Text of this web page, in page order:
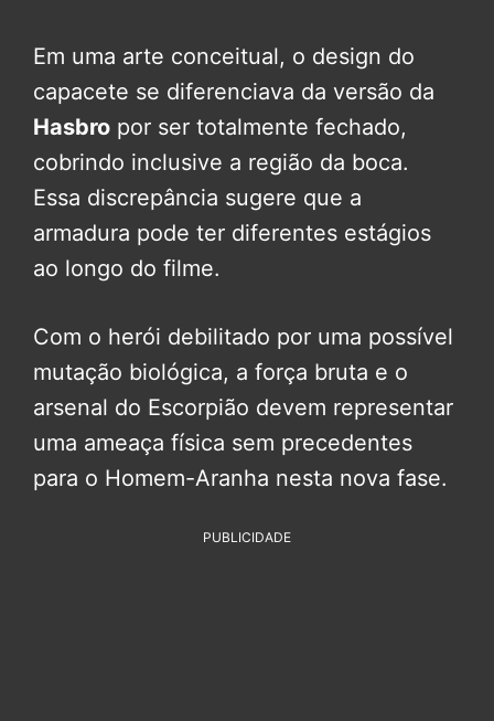
Em uma arte conceitual, o design do
capacete se diferenciava da versão da
Hasbro por ser totalmente fechado,
cobrindo inclusive a região da boca.
Essa discrepância sugere que a
armadura pode ter diferentes estágios
ao longo do filme.
Com o herói debilitado por uma possível
mutação biológica, a força bruta e o
arsenal do Escorpião devem representar
uma ameaça física sem precedentes
para o Homem-Aranha nesta nova fase.
PUBLICIDADE